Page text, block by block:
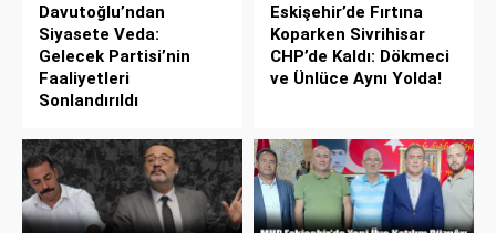
Davutoğlu’ndan
Siyasete Veda:
Gelecek Partisi’nin
Faaliyetleri
Sonlandırıldı
Eskişehir’de Fırtına
Koparken Sivrihisar
CHP’de Kaldı: Dökmeci
ve Ünlüce Aynı Yolda!